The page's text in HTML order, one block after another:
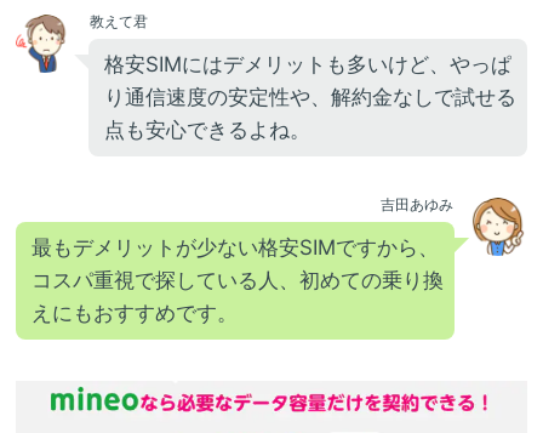
教えて君
格安SIMにはデメリットも多いけど、やっぱ
り通信速度の安定性や、解約金なしで試せる
点も安心できるよね。
吉田あゆみ
最もデメリットが少ない格安SIMですから、
コスパ重視で探している人、初めての乗り換
えにもおすすめです。